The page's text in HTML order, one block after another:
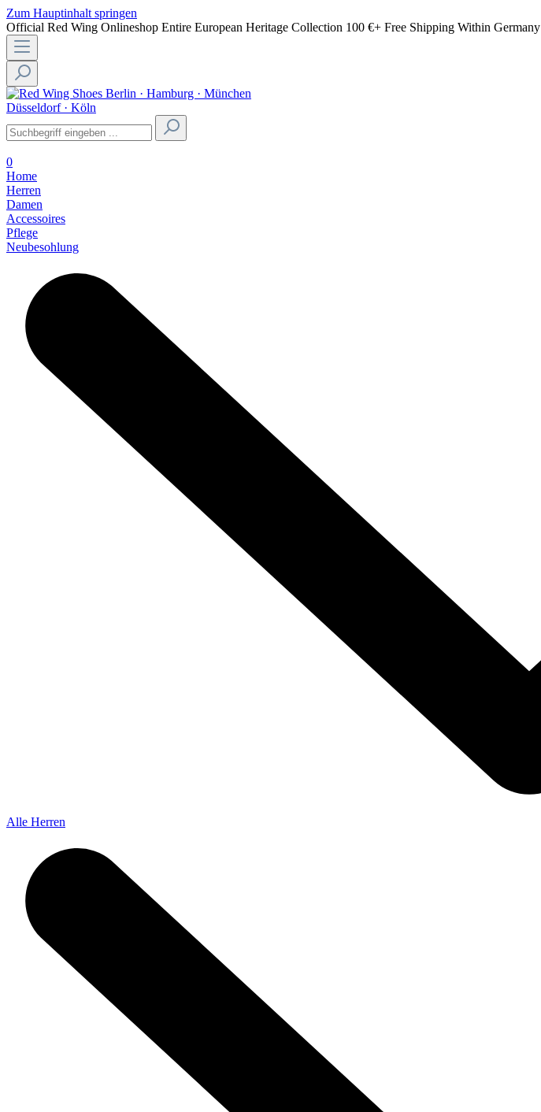
Zum Hauptinhalt springen
Official Red Wing Onlineshop Entire European Heritage Collection 100 €+ Free Shipping Within Germany
Berlin · Hamburg · München
Düsseldorf · Köln
0
Home
Herren
Damen
Accessoires
Pflege
Neubesohlung
Alle Herren